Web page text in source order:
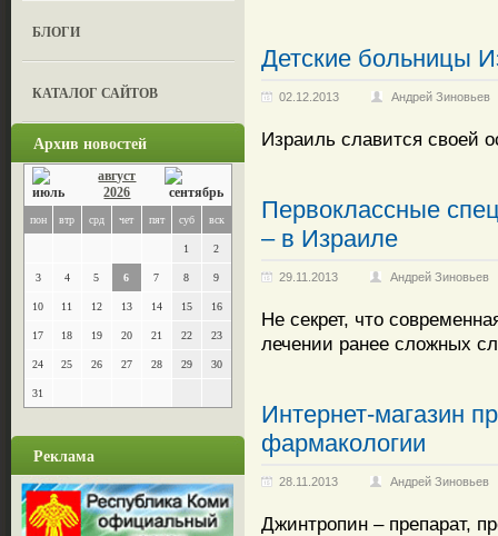
БЛОГИ
КАТАЛОГ САЙТОВ
Архив новостей
август
2026
пон втр срд чет пят суб вск
1 2
3 4 5 6 7 8 9
10 11 12 13 14 15 16
17 18 19 20 21 22 23
24 25 26 27 28 29 30
31
Реклама
Детские больницы
02.12.2013 Андрей Зиновьев
Израиль славится своей
Первоклассные
– в Израиле
29.11.2013 Андрей Зиновьев
Не секрет, что
лечении ранее сложных
Интернет-магазин
фармакологии
28.11.2013 Андрей Зиновьев
Джинтропин – препарат,